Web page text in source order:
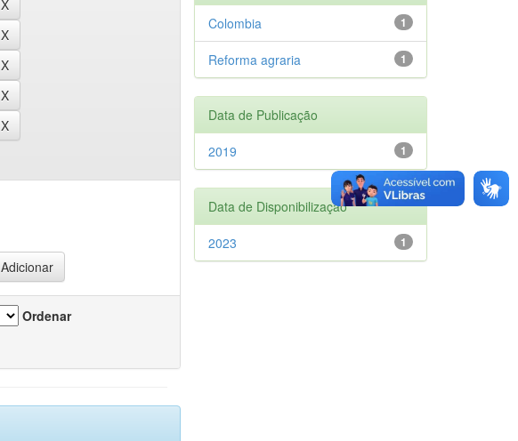
Ordenar
1
Colombia
1
Reforma agraria
Data de Publicação
1
2019
Data de Disponibilização
1
2023